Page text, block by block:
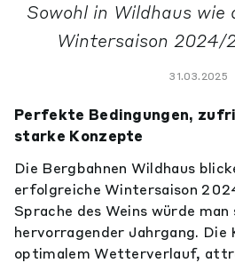
Sowohl in Wildhaus wie
Wintersaison 2024/
31.03.2025
Perfekte Bedingungen,
starke Konzepte
Die Bergbahnen Wildhaus
erfolgreiche Wintersaison
Sprache des Weins würde man
hervorragender Jahrgang. Die
optimalem Wetterverlauf,